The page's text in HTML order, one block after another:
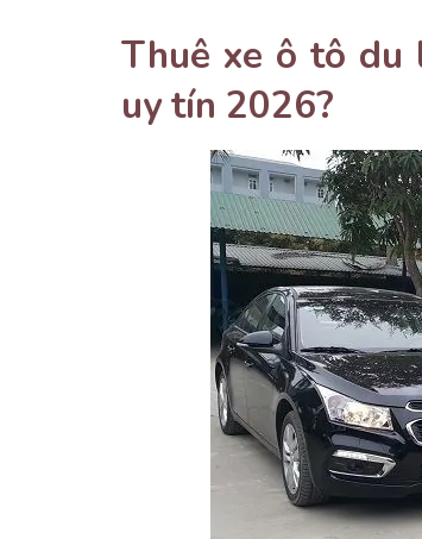
Thuê xe ô tô du
uy tín 2026?